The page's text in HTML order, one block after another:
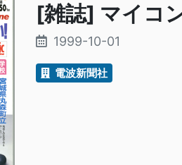
[雑誌] マイコ
1999-10-01
電波新聞社